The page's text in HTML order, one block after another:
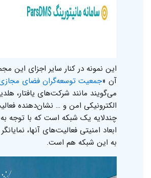
این نمونه در کنار سایر اجزای این
آن «جمعیت توسعه‌گران فضای
می‌گویند مانند شرکت‌های یافتار،
الکترونیکی امن و … نشان‌دهنده
چندلایه یک شبکه است که با توجه
ابعاد امنیتی فعالیت‌های آنها،
به این شبکه هم است.